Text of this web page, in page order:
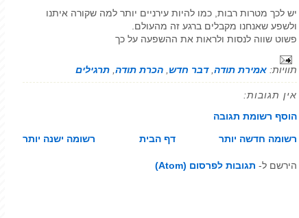
יש לכך מטרות רבות, כמו להיות עירניים יותר למה שקורה איתנו
ולשפע שאנחנו מקבלים ברגע זה מהעולם.
פשוט שווה לנסות ולראות את ההשפעה על כך
תוויות: אמירת תודה,דבר חדש, הכרת תודה, תרגילים
אין תגובות:
הוסף רשומת תגובה
רשומה חדשה יותר רשומה ישנה יותר דף הבית
הירשם ל- תגובות לפרסום (Atom)